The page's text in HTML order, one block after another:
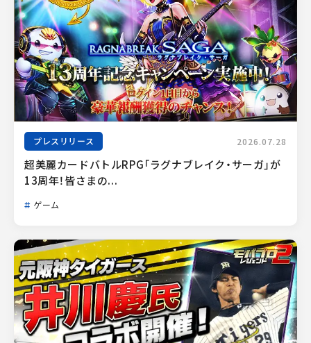
プレスリリース 2026.07.28
超美麗カードバトルRPG「ラグナブレイク・サーガ」が
13周年！皆さまの...
ゲーム